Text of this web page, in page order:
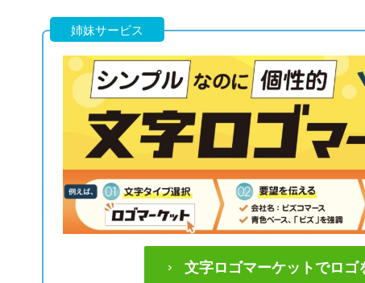
姉妹サービス
文字ロゴマーケットでロゴ